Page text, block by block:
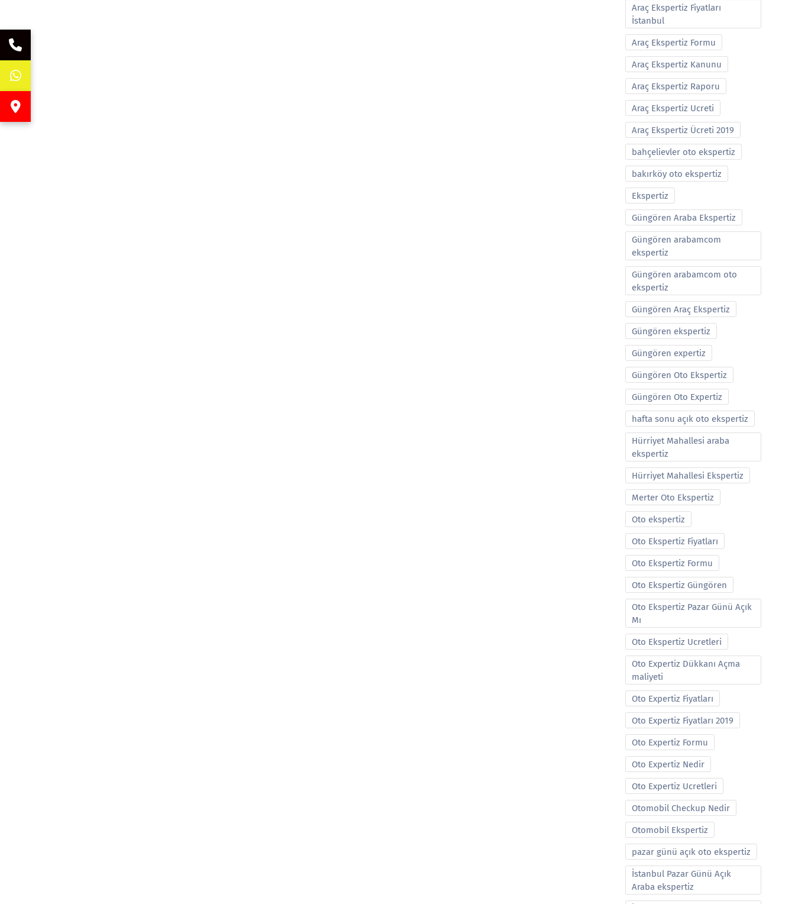
Araç Ekspertiz Fiyatları
İstanbul
Araç Ekspertiz Formu
Araç Ekspertiz Kanunu
Araç Ekspertiz Raporu
Araç Ekspertiz Ucreti
Araç Ekspertiz Ücreti 2019
bahçelievler oto ekspertiz
bakırköy oto ekspertiz
Ekspertiz
Güngören Araba Ekspertiz
Güngören arabamcom
ekspertiz
Güngören arabamcom oto
ekspertiz
Güngören Araç Ekspertiz
Güngören ekspertiz
Güngören expertiz
Güngören Oto Ekspertiz
Güngören Oto Expertiz
hafta sonu açık oto ekspertiz
Hürriyet Mahallesi araba
ekspertiz
Hürriyet Mahallesi Ekspertiz
Merter Oto Ekspertiz
Oto ekspertiz
Oto Ekspertiz Fiyatları
Oto Ekspertiz Formu
Oto Ekspertiz Güngören
Oto Ekspertiz Pazar Günü Açık
Mı
Oto Ekspertiz Ucretleri
Oto Expertiz Dükkanı Açma
maliyeti
Oto Expertiz Fiyatları
Oto Expertiz Fiyatları 2019
Oto Expertiz Formu
Oto Expertiz Nedir
Oto Expertiz Ucretleri
Otomobil Checkup Nedir
Otomobil Ekspertiz
pazar günü açık oto ekspertiz
İstanbul Pazar Günü Açık
Araba ekspertiz